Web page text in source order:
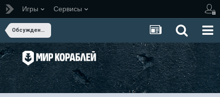
Игры Сервисы
Обсуждение Мира Кораблей